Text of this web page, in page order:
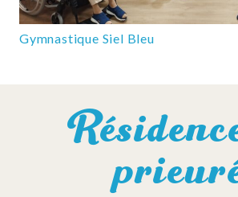
Gymnastique Siel Bleu